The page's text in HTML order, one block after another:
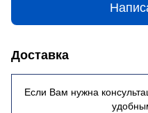
Доставка
Если Вам нужна